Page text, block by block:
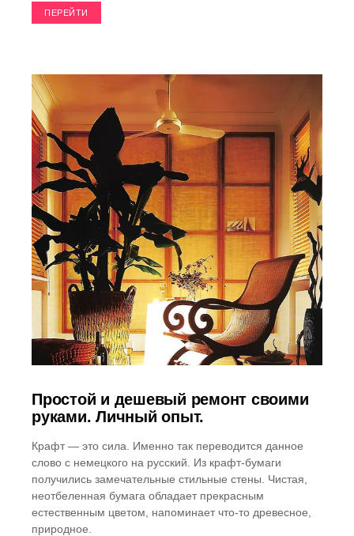
ПЕРЕЙТИ
Простой и дешевый ремонт своими
руками. Личный опыт.
Крафт — это сила. Именно так переводится данное
слово с немецкого на русский. Из крафт-бумаги
получились замечательные стильные стены. Чистая,
неотбеленная бумага обладает прекрасным
естественным цветом, напоминает что-то древесное,
природное.